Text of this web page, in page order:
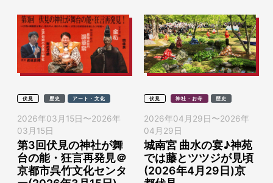
伏見 歴史 アート・文化
2026年03月15日 〜2026年
03月15日
第3回伏見の神社が舞
台の能・狂言再発見＠
京都市呉竹文化センタ
伏見 神社・お寺 歴史
2026年04月29日 〜2026年
04月29日
城南宮 曲水の宴♪神苑
では藤とツツジが見頃
(2026年4月29日)京